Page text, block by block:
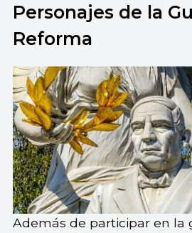
Personajes de la
Reforma
Además de participar en la